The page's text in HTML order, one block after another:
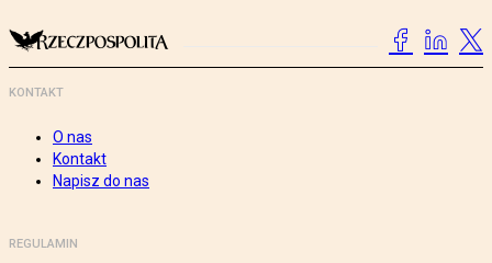
KONTAKT
O nas
Kontakt
Napisz do nas
REGULAMIN